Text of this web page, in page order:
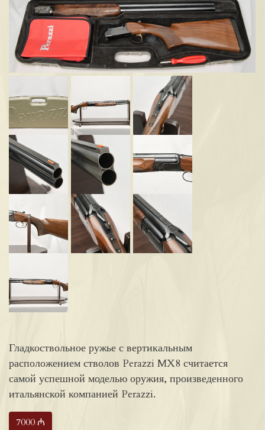
Гладкоствольное ружье с вертикальным
расположением стволов Perazzi MX8 считается
самой успешной моделью оружия, произведенного
итальянской компанией Perazzi.
7000 ₼